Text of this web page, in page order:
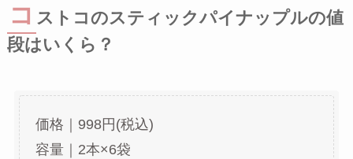
コ ストコのスティックパイナップルの値
段はいくら？
価格｜998円(税込)
容量｜2本×6袋